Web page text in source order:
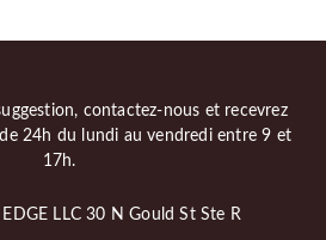
contactez-nous et recevrez
24h du lundi au vendredi entre 9 et
17h.
LLC 30 N Gould St Ste R